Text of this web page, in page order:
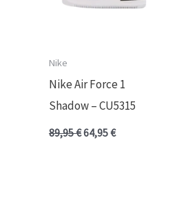
Nike
Nike Air Force 1
Shadow – CU5315
89,95€64,95€